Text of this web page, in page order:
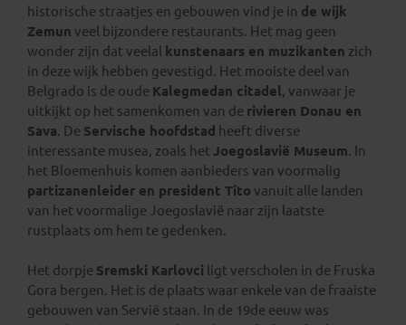
historische straatjes en gebouwen vind je in de wijk
Zemun veel bijzondere restaurants. Het mag geen
wonder zijn dat veelal
kunstenaars en muzikanten zich
in deze wijk hebben gevestigd. Het mooiste deel van
Belgrado is de oude Kalegmedan citadel, vanwaar je
uitkijkt op het samenkomen van de rivieren Donau en
Sava. De Servische hoofdstad heeft diverse
interessante musea, zoals het Joegoslavië Museum. In
het Bloemenhuis komen aanbieders van voormalig
partizanenleider en president Tito vanuit alle landen
van het voormalige Joegoslavië naar zijn laatste
rustplaats om hem te gedenken.
Het dorpje Sremski Karlovci ligt verscholen in de Fruska
Gora bergen. Het is de plaats waar enkele van de fraaiste
gebouwen van Servië staan. In de 19de eeuw was